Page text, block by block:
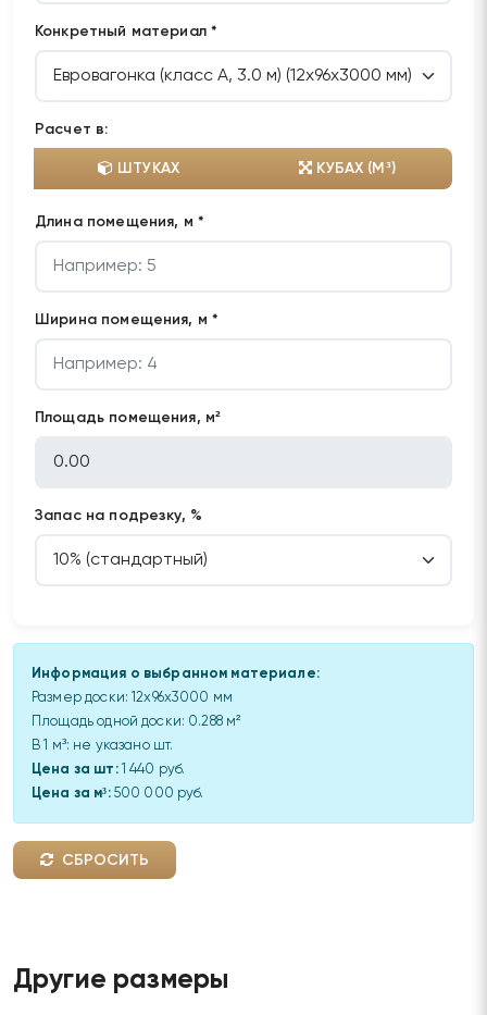
Конкретный материал *
Расчет в:
ШТУКАХ КУБАХ (М³)
Длина помещения, м *
Ширина помещения, м *
Площадь помещения, м²
Запас на подрезку, %
Информация о выбранном материале:
Размер доски:12x96x3000 мм
Площадь одной доски: 0.288м²
В 1 м³: не указаношт.
Цена за шт:1 440 руб.
Цена за м³:500 000 руб.
СБРОСИТЬ
Другие размеры